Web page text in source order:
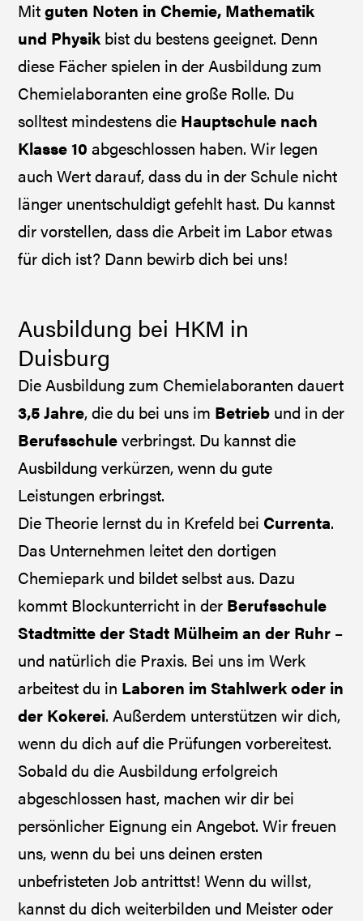
Mitguten Noten in Chemie, Mathematik
und Physikbist du bestens geeignet. Denn
diese Fächer spielen in der Ausbildung zum
Chemielaboranten eine große Rolle. Du
solltest mindestens die Hauptschule nach
Klasse 10 abgeschlossen haben. Wir legen
auch Wert darauf, dass du in der Schule nicht
länger unentschuldigt gefehlt hast. Du kannst
dir vorstellen, dass die Arbeit im Labor etwas
für dich ist? Dann bewirb dich bei uns!
Ausbildung bei HKM in
Duisburg
Die Ausbildung zum Chemielaboranten dauert
3,5 Jahre, die du bei uns im Betrieb und in der
Berufsschuleverbringst. Du kannst die
Ausbildung verkürzen, wenn du gute
Leistungen erbringst.
Die Theorie lernst du in Krefeld bei Currenta.
Das Unternehmen leitet den dortigen
Chemiepark und bildet selbst aus. Dazu
kommt Blockunterricht in der Berufsschule
Stadtmitte der Stadt Mülheim an der Ruhr –
und natürlich die Praxis. Bei uns im Werk
arbeitest du in Laboren im Stahlwerk oder in
der Kokerei. Außerdem unterstützen wir dich,
wenn du dich auf die Prüfungen vorbereitest.
Sobald du die Ausbildung erfolgreich
abgeschlossen hast, machen wir dir bei
persönlicher Eignung ein Angebot. Wir freuen
uns, wenn du bei uns deinen ersten
unbefristeten Job antrittst! Wenn du willst,
kannst du dich weiterbilden und Meister oder